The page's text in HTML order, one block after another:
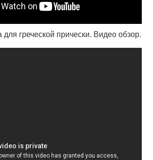
для греческой прически. Видео обзор.